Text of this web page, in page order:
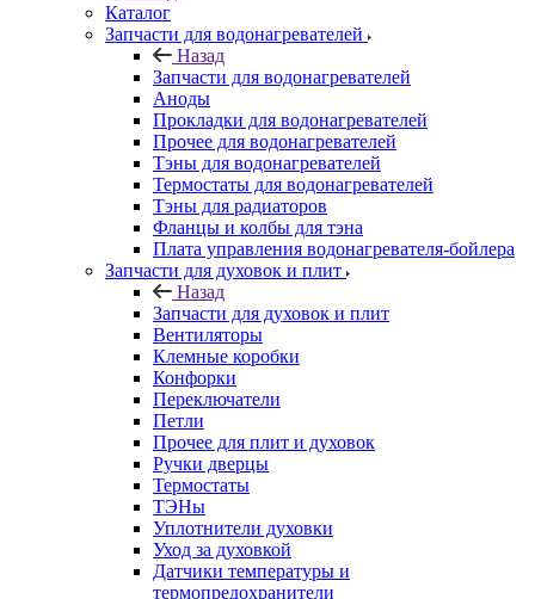
Каталог
Запчасти для водонагревателей
Назад
Запчасти для водонагревателей
Аноды
Прокладки для водонагревателей
Прочее для водонагревателей
Тэны для водонагревателей
Термостаты для водонагревателей
Тэны для радиаторов
Фланцы и колбы для тэна
Плата управления водонагревателя-бойлера
Запчасти для духовок и плит
Назад
Запчасти для духовок и плит
Вентиляторы
Клемные коробки
Конфорки
Переключатели
Петли
Прочее для плит и духовок
Ручки дверцы
Термостаты
ТЭНы
Уплотнители духовки
Уход за духовкой
Датчики температуры и
термопредохранители